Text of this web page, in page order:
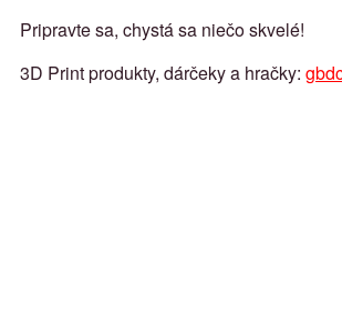
Pripravte sa, chystá sa niečo skvelé!
3D Print produkty, dárčeky a hračky: